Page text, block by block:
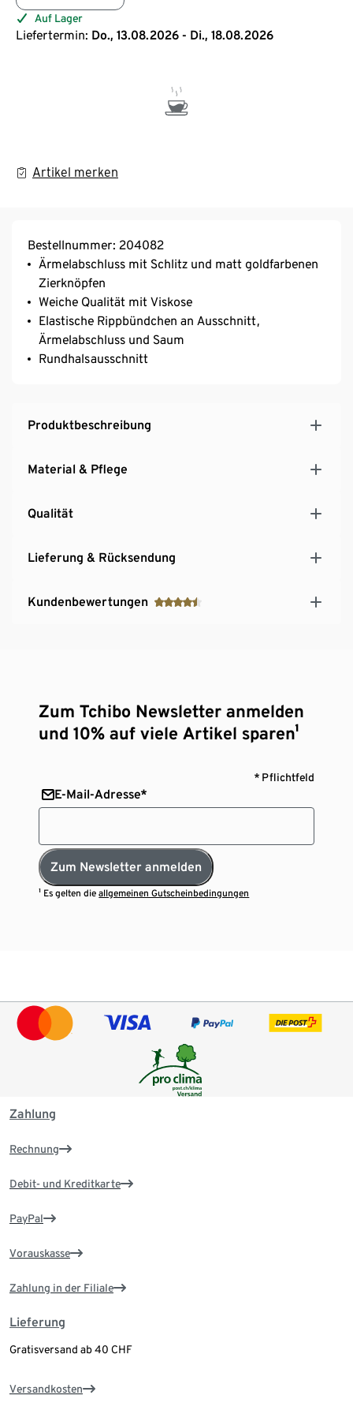
Auf Lager
Liefertermin: Do., 13.08.2026 - Di., 18.08.2026
Artikel merken
Bestellnummer: 204082
Ärmelabschluss mit Schlitz und matt goldfarbenen
Zierknöpfen
Weiche Qualität mit Viskose
Elastische Rippbündchen an Ausschnitt,
Ärmelabschluss und Saum
Rundhalsausschnitt
Produktbeschreibung
Material & Pflege
Qualität
Lieferung & Rücksendung
Kundenbewertungen
Zum Tchibo Newsletter anmelden
und 10% auf viele Artikel sparen¹
* Pflichtfeld
E-Mail-Adresse*
Zum Newsletter anmelden
¹ Es gelten dieallgemeinen Gutscheinbedingungen
Zahlung
Rechnung
Debit- und Kreditkarte
PayPal
Vorauskasse
Zahlung in der Filiale
Lieferung
Gratisversand ab 40 CHF
Versandkosten